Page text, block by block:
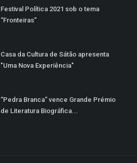
Festival Política 2021 sob o tema
“Fronteiras”
Casa da Cultura de Sátão apresenta
"Uma Nova Experiência"
“Pedra Branca” vence Grande Prémio
de Literatura Biográfica...